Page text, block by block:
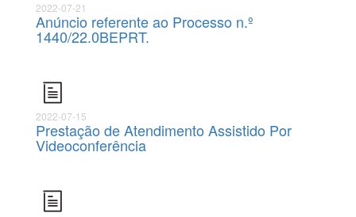
2022-07-21
Anúncio referente ao Processo n.º
1440/22.0BEPRT.
2022-07-15
Prestação de Atendimento Assistido Por
Videoconferência